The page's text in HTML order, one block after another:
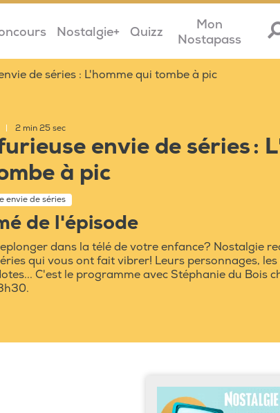
Nostalgie+ Quizz
Mon
Nostapass
de séries : L'homme qui tombe à pic
2 min 25 sec
envie de séries :
à pic
envie de séries
de l'épisode
dans la télé de votre enfance? Nostalgie
qui vous ont fait vibrer! Leurs personnages,
C'est le programme avec Stéphanie du Bois